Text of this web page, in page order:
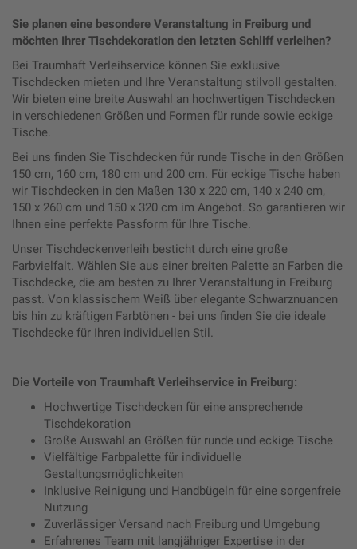
Sie planen eine besondere Veranstaltung in Freiburg und
möchten Ihrer Tischdekoration den letzten Schliff verleihen?
Bei Traumhaft Verleihservice können Sie exklusive
Tischdecken mieten und Ihre Veranstaltung stilvoll gestalten.
Wir bieten eine breite Auswahl an hochwertigen Tischdecken
in verschiedenen Größen und Formen für runde sowie eckige
Tische.
Bei uns finden Sie Tischdecken für runde Tische in den Größen
150 cm, 160 cm, 180 cm und 200 cm. Für eckige Tische haben
wir Tischdecken in den Maßen 130 x 220 cm, 140 x 240 cm,
150 x 260 cm und 150 x 320 cm im Angebot. So garantieren wir
Ihnen eine perfekte Passform für Ihre Tische.
Unser Tischdeckenverleih besticht durch eine große
Farbvielfalt. Wählen Sie aus einer breiten Palette an Farben die
Tischdecke, die am besten zu Ihrer Veranstaltung in Freiburg
passt. Von klassischem Weiß über elegante Schwarznuancen
bis hin zu kräftigen Farbtönen - bei uns finden Sie die ideale
Tischdecke für Ihren individuellen Stil.
Die Vorteile von Traumhaft Verleihservice in Freiburg:
Hochwertige Tischdecken für eine ansprechende
Tischdekoration
Große Auswahl an Größen für runde und eckige Tische
Vielfältige Farbpalette für individuelle
Gestaltungsmöglichkeiten
Inklusive Reinigung und Handbügeln für eine sorgenfreie
Nutzung
Zuverlässiger Versand nach Freiburg und Umgebung
Erfahrenes Team mit langjähriger Expertise in der